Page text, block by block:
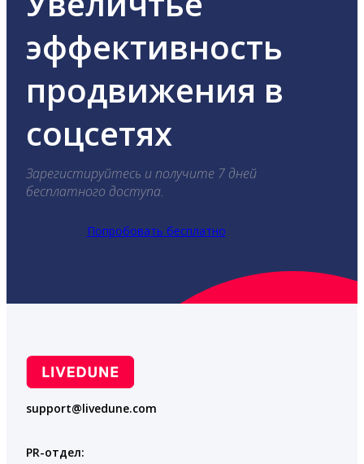
эффективность
продвижения в
соцсетях
Зарегистируйтесь и получите 7 дней
бесплатного доступа.
Попробовать бесплатно
support@livedune.com
PR-отдел: